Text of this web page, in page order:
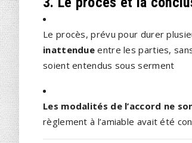
Le procès, prévu pour durer
inattendue entre les parties,
soient entendus sous serment
Les modalités de l’accord ne
règlement à l’amiable avait été